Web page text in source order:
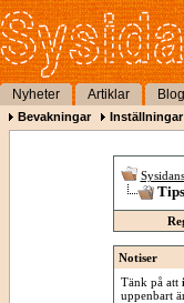
Nyheter Artiklar
Bevakningar Inställningar
Notiser
Tänk på att
uppenbart